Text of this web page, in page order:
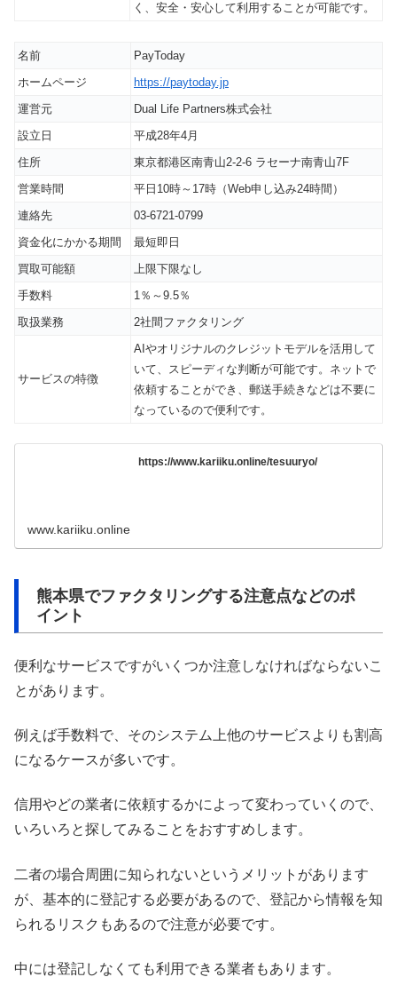
く、安全・安心して利用することが可能です。
名前
PayToday
ホームページ
https://paytoday.jp
運営元
Dual Life Partners株式会社
設立日
平成28年4月
住所
東京都港区南青山2-2-6 ラセーナ南青山7F
営業時間
平日10時～17時（Web申し込み24時間）
連絡先
03-6721-0799
資金化にかかる期間
最短即日
買取可能額
上限下限なし
手数料
1％～9.5％
取扱業務
2社間ファクタリング
サービスの特徴
AIやオリジナルのクレジットモデルを活用して
いて、スピーディな判断が可能です。ネットで
依頼することができ、郵送手続きなどは不要に
なっているので便利です。
https://www.kariiku.online/tesuuryo/
www.kariiku.online
熊本県でファクタリングする注意点などのポ
イント
便利なサービスですがいくつか注意しなければならないこ
とがあります。
例えば手数料で、そのシステム上他のサービスよりも割高
になるケースが多いです。
信用やどの業者に依頼するかによって変わっていくので、
いろいろと探してみることをおすすめします。
二者の場合周囲に知られないというメリットがあります
が、基本的に登記する必要があるので、登記から情報を知
られるリスクもあるので注意が必要です。
中には登記しなくても利用できる業者もあります。